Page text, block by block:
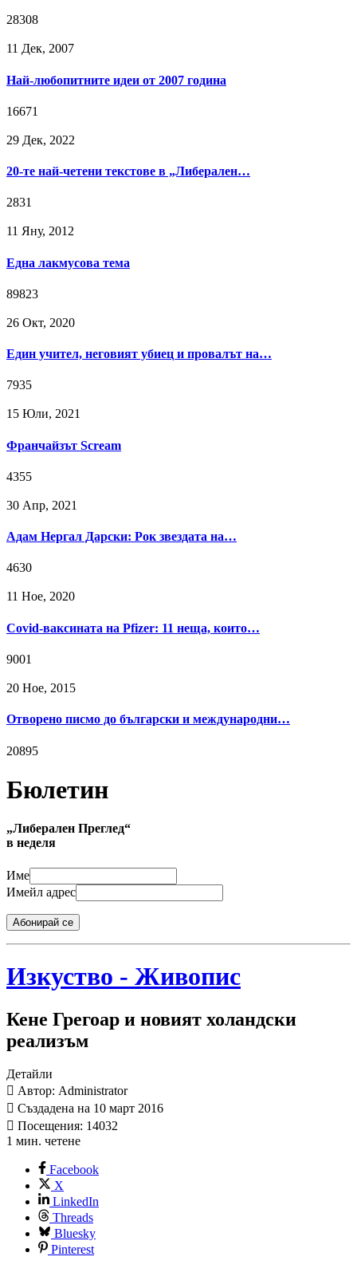
28308
11 Дек, 2007
Най-любопитните идеи от 2007 година
16671
29 Дек, 2022
20-те най-четени текстове в „Либерален…
2831
11 Яну, 2012
Една лакмусова тема
89823
26 Окт, 2020
Един учител, неговият убиец и провалът на…
7935
15 Юли, 2021
Франчайзът Scream
4355
30 Апр, 2021
Адам Нергал Дарски: Рок звездата на…
4630
11 Ное, 2020
Covid-ваксината на Pfizer: 11 неща, които…
9001
20 Ное, 2015
Отворено писмо до български и международни…
20895
Бюлетин
„Либерален Преглед“
в неделя
Име
Имейл адрес
Абонирай се
Изкуство - Живопис
Кене Грегоар и новият холандски
реализъм
Детайли
Автор: Administrator
Създадена на 10 март 2016
Посещения: 14032
1 мин. четене
Facebook
X
LinkedIn
Threads
Bluesky
Pinterest